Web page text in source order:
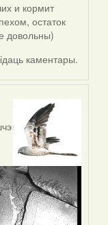
и кормит
остаток
довольны)
каментары.